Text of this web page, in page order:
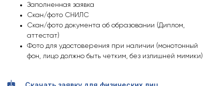
Заполненная заявка
Скан/фото СНИЛС
Скан/фото документа об образовании (Диплом,
аттестат)
Фото для удостоверения при наличии (монотонный
фон, лицо должно быть четким, без излишней мимики)